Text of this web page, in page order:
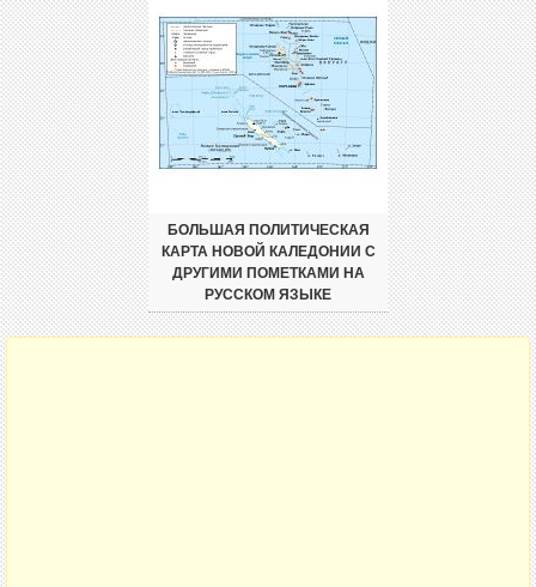
БОЛЬШАЯ ПОЛИТИЧЕСКАЯ
КАРТА НОВОЙ КАЛЕДОНИИ С
ДРУГИМИ ПОМЕТКАМИ НА
РУССКОМ ЯЗЫКЕ